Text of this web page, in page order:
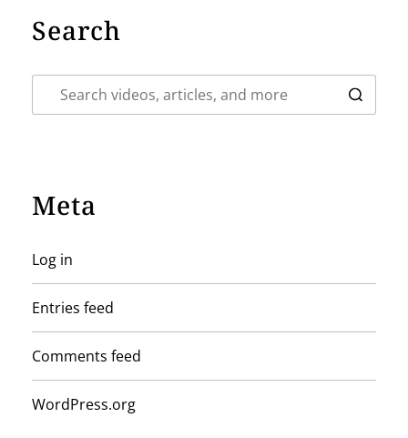
Search
Meta
Log in
Entries feed
Comments feed
WordPress.org